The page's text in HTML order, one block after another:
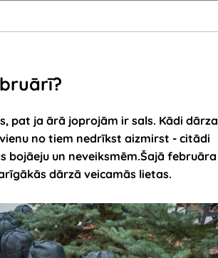
pat ja ārā joprojām ir sals. Kādi dārza
no tiem nedrīkst aizmirst - citādi
bojāeju un neveiksmēm.Šajā februāra
dārzā veicamās lietas.